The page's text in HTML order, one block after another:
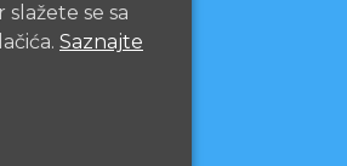
se sa
Saznajte